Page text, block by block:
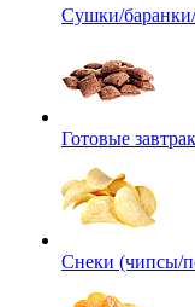
Сушки/
Готовые
Снеки (чипсы/